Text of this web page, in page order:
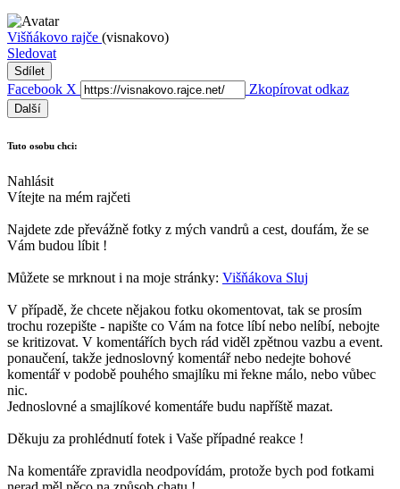
Višňákovo rajče (visnakovo)
Sledovat
Sdílet
Facebook X Zkopírovat odkaz
Další
Tuto osobu chci:
Nahlásit
Vítejte na mém rajčeti
Najdete zde převážně fotky z mých vandrů a cest, doufám, že se
Vám budou líbit !
Můžete se mrknout i na moje stránky: Višňákova Sluj
V případě, že chcete nějakou fotku okomentovat, tak se prosím
trochu rozepište - napište co Vám na fotce líbí nebo nelíbí, nebojte
se kritizovat. V komentářích bych rád viděl zpětnou vazbu a event.
ponaučení, takže jednoslovný komentář nebo nedejte bohové
komentář v podobě pouhého smajlíku mi řekne málo, nebo vůbec
nic.
Jednoslovné a smajlíkové komentáře budu napříště mazat.
Děkuju za prohlédnutí fotek i Vaše případné reakce !
Na komentáře zpravidla neodpovídám, protože bych pod fotkami